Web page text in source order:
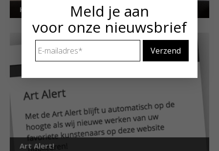
Kunstuitleen voor particulieren
Art Alert!
Meld je aan
voor onze nieuwsbrief
mailadres *